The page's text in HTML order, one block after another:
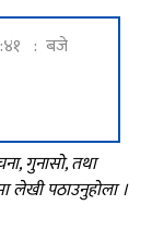
: बजे
गुनासो, तथा
लेखी पठाउनुहोला ।